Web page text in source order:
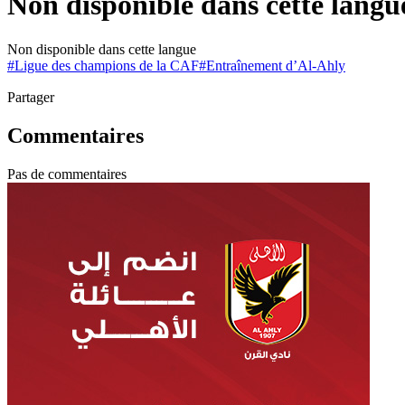
Non disponible dans cette langue
#Ligue des champions de la CAF#Entraînement d’Al-Ahly
Partager
Commentaires
Pas de commentaires